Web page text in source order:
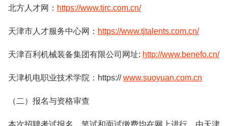
北方人才网： https://www.tjrc.com.cn/
天津市人才服务中心网： https://www.tjtalents.com.cn/
天津百利机械装备集团有限公司网址: http://www.benefo.cn/
天津机电职业技术学院：https://www.suoyuan.com.cn
（二）报名与资格审查
本次招聘考试报名、笔试和面试缴费均在网上进行，由天津